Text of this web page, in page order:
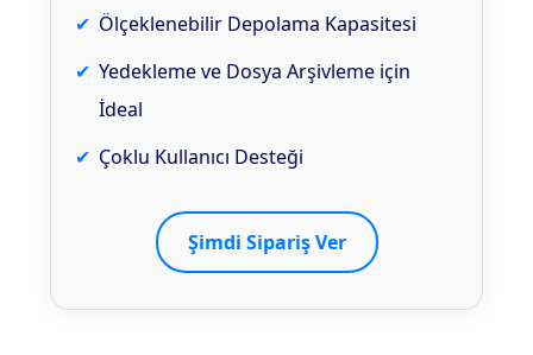
Ölçeklenebilir Depolama Kapasitesi
Yedekleme ve Dosya Arşivleme için
İdeal
Çoklu Kullanıcı Desteği
Şimdi Sipariş Ver